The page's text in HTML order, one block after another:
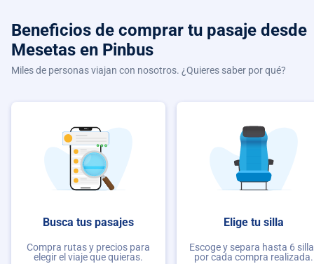
Beneficios de comprar tu pasaje desde
Mesetas en Pinbus
Miles de personas viajan con nosotros. ¿Quieres saber por qué?
Busca tus pasajes
Compra rutas y precios para
elegir el viaje que quieras.
Elige tu silla
Escoge y separa hasta 6
por cada compra realizada.